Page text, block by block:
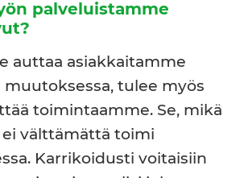
palveluistamme
auttaa asiakkaitamme
tulee myös
toimintaamme. Se, mikä
välttämättä toimi
Karrikoidusti voitaisiin